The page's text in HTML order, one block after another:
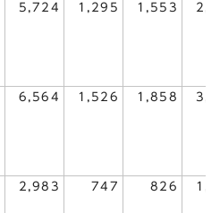
5,724 1,295 1,553
6,564 1,526 1,858
2,983 747 826